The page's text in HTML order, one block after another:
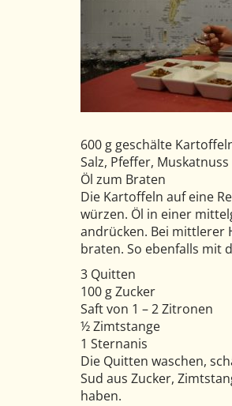
600 g geschälte
Salz, Pfeffer, Muskatnuss
Öl zum Braten
Die Kartoffeln auf eine
würzen. Öl in einer
andrücken. Bei mittlerer
braten. So ebenfalls mit
3 Quitten
100 g Zucker
Saft von 1 – 2 Zitronen
½ Zimtstange
1 Sternanis
Die Quitten waschen,
Sud aus Zucker,
haben.